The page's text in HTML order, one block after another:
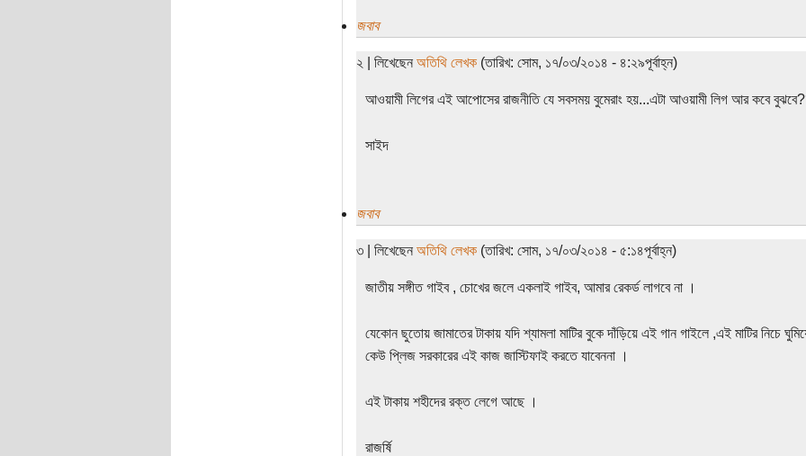
জবাব
২ | লিখেছেন অতিথি লেখক(তারিখ: সোম, ১৭/০৩/২০১৪ - ৪:২৯পূর্বাহ্ন)
আওয়ামী লিগের এই আপোসের রাজনীতি যে সবসময় বুমেরাং হয়...এটা আওয়ামী লিগ আর কবে
সাইদ
জবাব
৩ | লিখেছেন অতিথি লেখক(তারিখ: সোম, ১৭/০৩/২০১৪ - ৫:১৪পূর্বাহ্ন)
জাতীয় সঙ্গীত গাইব , চোখের জলে একলাই গাইব, আমার রেকর্ড লাগবে না ।
যেকোন ছুতোয় জামাতের টাকায় যদি শ্যামলা মাটির বুকে দাঁড়িয়ে এই গান গাইলে ,এই মাটির নিচে
কেউ প্লিজ সরকারের এই কাজ জাস্টিফাই করতে যাবেননা ।
এই টাকায় শহীদের রক্ত লেগে আছে ।
রাজর্ষি